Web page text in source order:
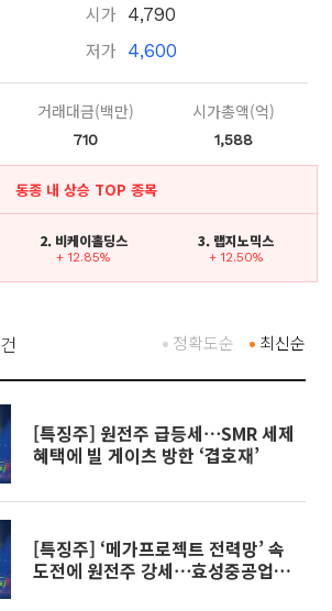
시가 4,790
저가 4,600
거래대금(백만)
710
시가총액(억)
1,588
동종 내 상승 TOP 종목
2. 비케이홀딩스
+ 12.85%
3. 랩지노믹스
+ 12.50%
건 최신순
정확도순
[특징주] 원전주 급등세⋯SMR 세제
혜택에 빌 게이츠 방한 ‘겹호재’
[특징주] ‘메가프로젝트 전력망’ 속
도전에 원전주 강세⋯효성중공업